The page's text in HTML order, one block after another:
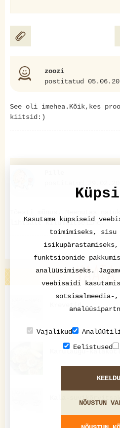
zoozi
postitatud
See oli imehea.Kõik,kes
kiitsid:)
lihtsalt kilumaitseline.
Karulaugu-
Kala-
Kasutame küpsiseid
toimimiseks, sisu
funktsioonide
analüüsimiseks.
veebisaidi
Vajalikud
Eelistused
NÕUSTUN